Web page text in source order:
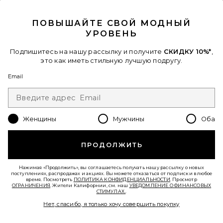
РУЧНОЙ ПЛЕТЁНЫЙ КЛАТЧ EVERLY
olga berg
Favorite СУМКА НА ПЛЕЧО
ПОВЫШАЙТЕ СВОЙ МОДНЫЙ
УРОВЕНЬ
Подпишитесь на нашу рассылку и получите СКИДКУ 10%*
это как иметь стильную лучшую подругу.
Email
Женщины Мужчины Оба
ПРОДОЛЖИТЬ
Нажимая «Продолжить», вы соглашаетесь получать нашу рассылку о новых
поступлениях, распродажах и акциях. Вы можете отказаться от подписки в любое
время. Посмотреть ПОЛИТИКА КОНФИДЕНЦИАЛЬНОСТИ . Просмотр
ОГРАНИЧЕНИЯ . Жители Калифорнии, см. наш УВЕДОМЛЕНИЕ О ФИНАНСОВЫХ
СТИМУЛАХ.
Нет, спасибо, я только хочу совершить покупку